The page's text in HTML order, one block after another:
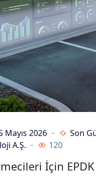
Mayıs 2026 Son
A.Ş.
120
İçin